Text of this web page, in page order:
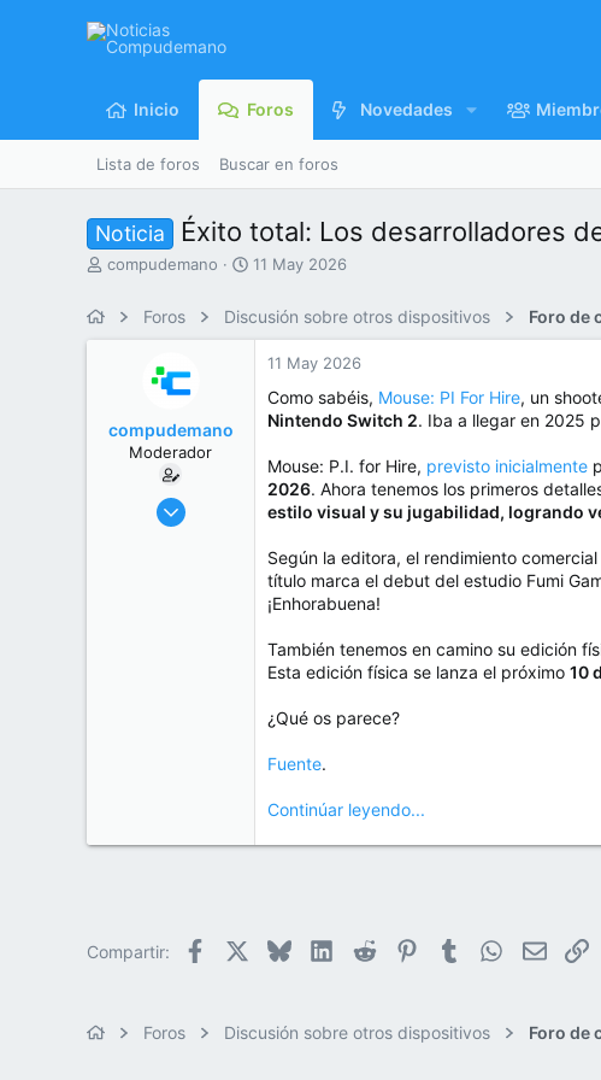
Inicio Foros Novedades
Lista de foros Buscar en foros
Noticia Éxito total: Los desarrolladores
I
r
compudemano
F
h
11 May 2026
Foros Discusión sobre otros dispositivos Foro de
compudemano
Moderador
26 Jul 2013
11 May 2026
Como sabéis, Mouse: PI For Hire, un
Nintendo Switch 2. Iba a llegar en 2025
Mouse: P.I. for Hire, previsto inicialmente
2026. Ahora tenemos los primeros
estilo visual y su jugabilidad, logrando
Según la editora, el rendimiento
título marca el debut del estudio Fumi
¡Enhorabuena!
También tenemos en camino su edición
Esta edición física se lanza el próximo 10
¿Qué os parece?
Fuente.
Continúar leyendo...
Compartir: Facebook BlueskyLinkedIn
Reddit PinterestTumblr WhatsApp
Email
Foros Discusión sobre otros dispositivos Foro de